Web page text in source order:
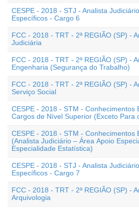
CESPE - 2018 - STJ - Analista
Específicos - Cargo 6
FCC - 2018 - TRT - 2ª REGIÃO (SP) -
Judiciária
FCC - 2018 - TRT - 2ª REGIÃO (SP) -
Engenharia (Segurança do Trabalho)
FCC - 2018 - TRT - 2ª REGIÃO (SP) -
Serviço Social
CESPE - 2018 - STM - Conhecimentos
Cargos de Nível Superior (Exceto Para
CESPE - 2018 - STM - Conhecimentos
(Analista Judiciário – Área Apoio
Especialidade Estatística)
CESPE - 2018 - STJ - Analista
Específicos - Cargo 7
FCC - 2018 - TRT - 2ª REGIÃO (SP) -
Arquivologia